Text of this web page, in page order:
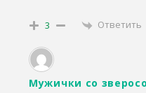
3 Ответить
Мужички со